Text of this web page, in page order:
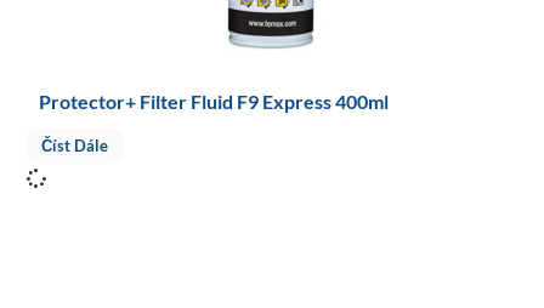
Protector+ Filter Fluid F9 Express 400ml
Číst Dále